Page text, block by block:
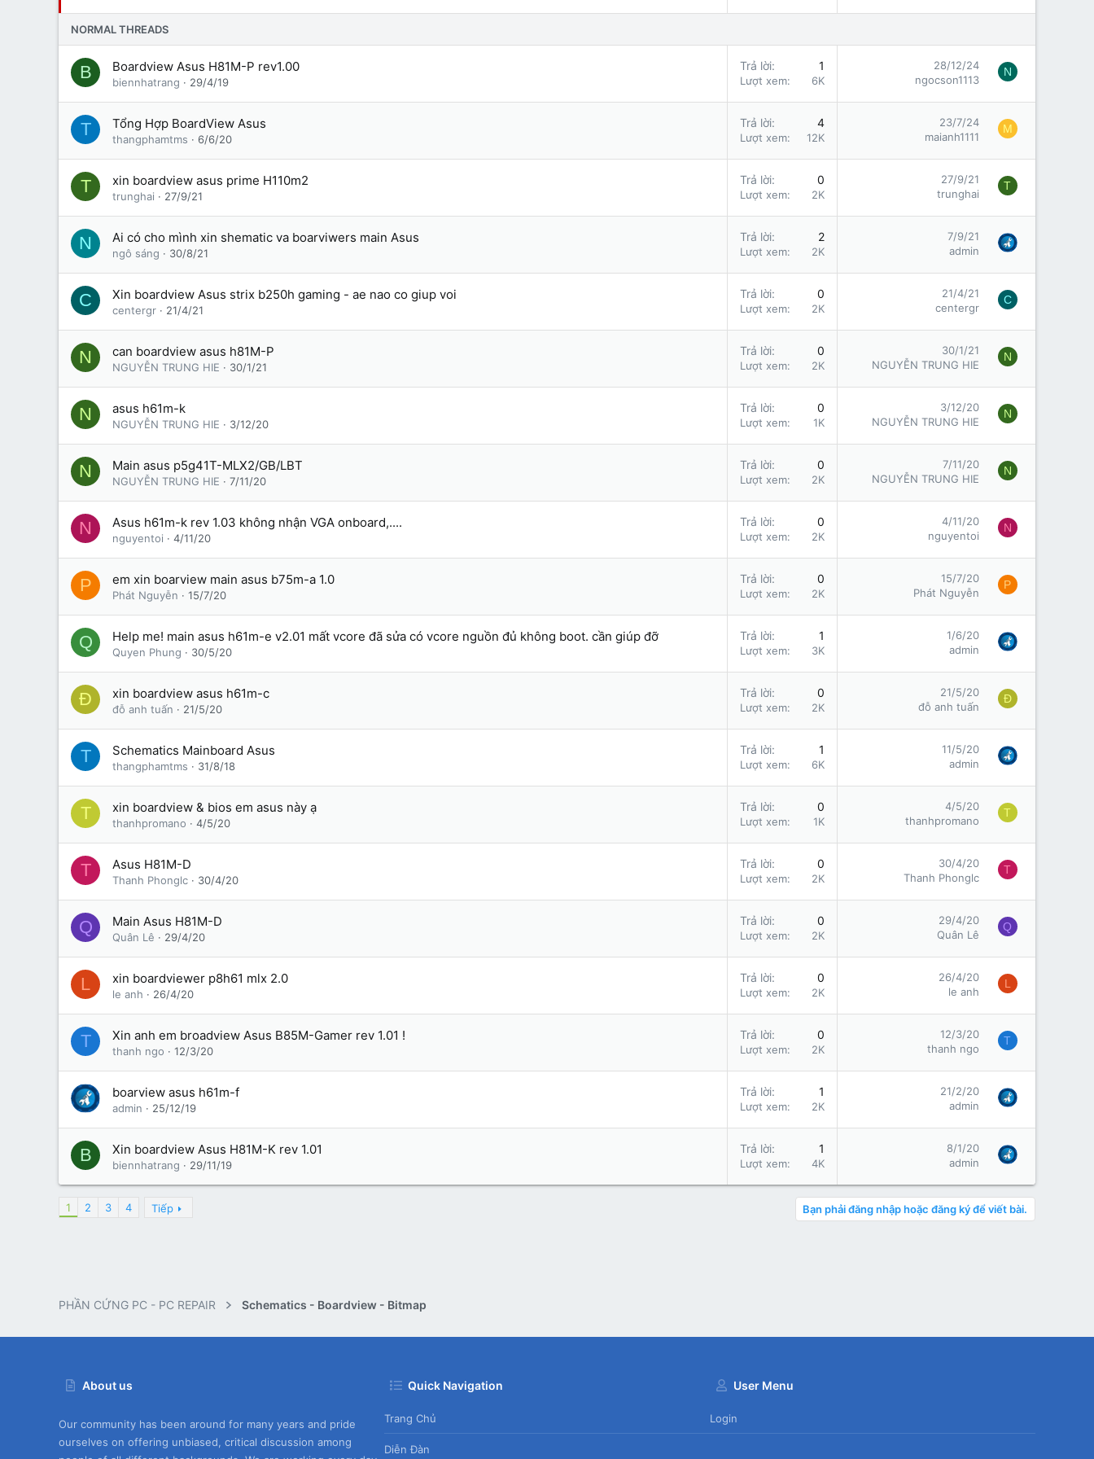
NORMAL THREADS
B Boardview Asus H81M-P rev1.00
biennhatrang 29/4/19
Trả lời 1
Lượt xem 6K
28/12/24
ngocson1113
N
T Tổng Hợp BoardView Asus
thangphamtms 6/6/20
Trả lời 4
Lượt xem 12K
23/7/24
maianh1111
M
T xin boardview asus prime H110m2
trunghai 27/9/21
Trả lời 0
Lượt xem 2K
27/9/21
trunghai
T
N Ai có cho mình xin shematic va boarviwers main Asus
ngô sáng 30/8/21
Trả lời 2
Lượt xem 2K
7/9/21
admin
C Xin boardview Asus strix b250h gaming - ae nao co giup voi
centergr 21/4/21
Trả lời 0
Lượt xem 2K
21/4/21
centergr
C
N can boardview asus h81M-P
NGUYỄN TRUNG HIE 30/1/21
Trả lời 0
Lượt xem 2K
30/1/21
NGUYỄN TRUNG HIE
N
N asus h61m-k
NGUYỄN TRUNG HIE 3/12/20
Trả lời 0
Lượt xem 1K
3/12/20
NGUYỄN TRUNG HIE
N
N Main asus p5g41T-MLX2/GB/LBT
NGUYỄN TRUNG HIE 7/11/20
Trả lời 0
Lượt xem 2K
7/11/20
NGUYỄN TRUNG HIE
N
N Asus h61m-k rev 1.03 không nhận VGA onboard,....
nguyentoi 4/11/20
Trả lời 0
Lượt xem 2K
4/11/20
nguyentoi
N
P em xin boarview main asus b75m-a 1.0
Phát Nguyễn 15/7/20
Trả lời 0
Lượt xem 2K
15/7/20
Phát Nguyễn
P
Q Help me! main asus h61m-e v2.01 mất vcore đã sửa có vcore nguồn đủ không boot. cần giúp đỡ
Quyen Phung 30/5/20
Trả lời 1
Lượt xem 3K
1/6/20
admin
Đ xin boardview asus h61m-c
đỗ anh tuấn 21/5/20
Trả lời 0
Lượt xem 2K
21/5/20
đỗ anh tuấn
Đ
T Schematics Mainboard Asus
thangphamtms 31/8/18
Trả lời 1
Lượt xem 6K
11/5/20
admin
T xin boardview & bios em asus này ạ
thanhpromano 4/5/20
Trả lời 0
Lượt xem 1K
4/5/20
thanhpromano
T
T Asus H81M-D
Thanh Phonglc 30/4/20
Trả lời 0
Lượt xem 2K
30/4/20
Thanh Phonglc
T
Q Main Asus H81M-D
Quân Lê 29/4/20
Trả lời 0
Lượt xem 2K
29/4/20
Quân Lê
Q
L xin boardviewer p8h61 mlx 2.0
le anh 26/4/20
Trả lời 0
Lượt xem 2K
26/4/20
le anh
L
T Xin anh em broadview Asus B85M-Gamer rev 1.01 !
thanh ngo 12/3/20
Trả lời 0
Lượt xem 2K
12/3/20
thanh ngo
T
boarview asus h61m-f
admin 25/12/19
Trả lời 1
Lượt xem 2K
21/2/20
admin
B Xin boardview Asus H81M-K rev 1.01
biennhatrang 29/11/19
Trả lời 1
Lượt xem 4K
8/1/20
admin
1 2 3 4 Tiếp Bạn phải đăng nhập hoặc đăng ký để viết bài.
PHẦN CỨNG PC - PC REPAIR Schematics - Boardview - Bitmap
About us
Our community has been around for many years and pride
ourselves on offering unbiased, critical discussion among
Quick Navigation
Trang Chủ
Diễn Đàn
User Menu
Login